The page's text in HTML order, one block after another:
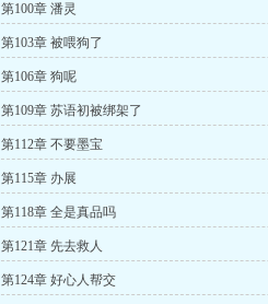
第100章 潘灵
第103章 被喂狗了
第106章 狗呢
第109章 苏语初被绑架了
第112章 不要墨宝
第115章 办展
第118章 全是真品吗
第121章 先去救人
第124章 好心人帮交